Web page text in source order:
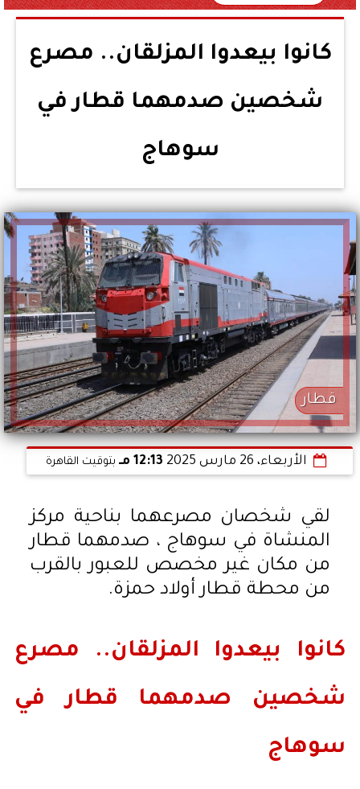
كانوا بيعدوا المزلقان.. مصرع
شخصين صدمهما قطار في
سوهاج
قطار
الأربعاء، 26 مارس 2025 12:13 مـ بتوقيت القاهرة
لقي شخصان مصرعهما بناحية مركز
المنشاة في سوهاج ، صدمهما قطار
من مكان غير مخصص للعبور بالقرب
من محطة قطار أولاد حمزة.
كانوا بيعدوا المزلقان.. مصرع
شخصين صدمهما قطار في
سوهاج